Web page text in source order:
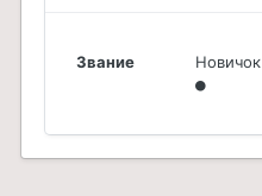
Звание Новичок